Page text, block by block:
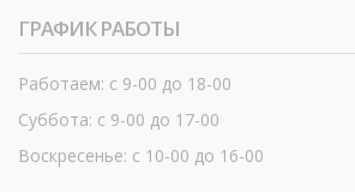
ГРАФИК РАБОТЫ
Работаем: с 9-00 до 18-00
Суббота: с 9-00 до 17-00
Воскресенье: с 10-00 до 16-00